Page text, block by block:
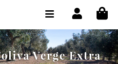
Verge Extra
COMPRA ONLINE